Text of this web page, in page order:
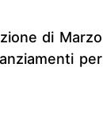
di Marzo
per